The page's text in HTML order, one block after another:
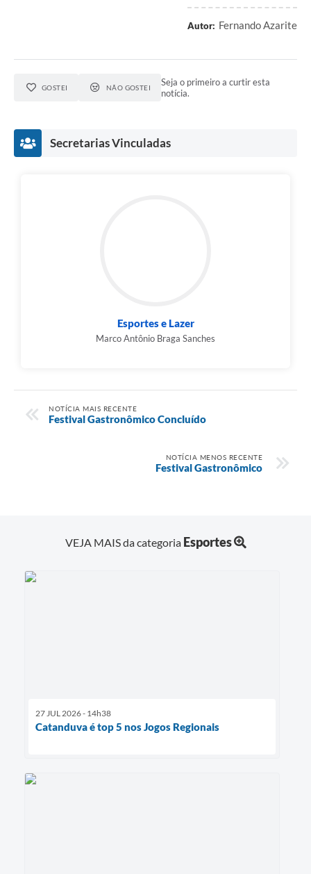
Autor: Fernando Azarite
GOSTEI NÃO GOSTEI
Seja o primeiro a curtir esta
notícia.
Secretarias Vinculadas
Esportes e Lazer
Marco Antônio Braga Sanches
NOTÍCIA MAIS RECENTE
Festival Gastronômico Concluído
NOTÍCIA MENOS RECENTE
Festival Gastronômico
VEJA MAIS da categoria Esportes
27 JUL 2026 - 14h38
Catanduva é top 5 nos Jogos Regionais